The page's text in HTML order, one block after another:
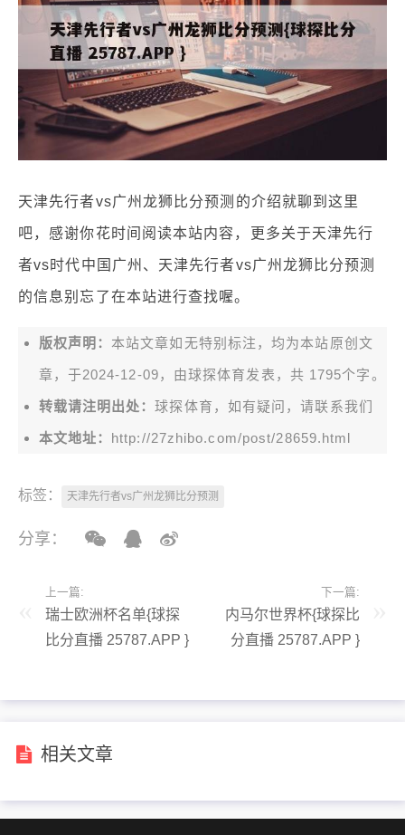
天津先行者vs广州龙狮比分预测的介绍就聊到这里
吧，感谢你花时间阅读本站内容，更多关于天津先行
者vs时代中国广州、天津先行者vs广州龙狮比分预测
的信息别忘了在本站进行查找喔。
版权声明： 本站文章如无特别标注，均为本站原创文
章，于2024-12-09，由球探体育 发表，共 1795个字。
转载请注明出处：球探体育，如有疑问，请联系我们
本文地址： http://27zhibo.com/post/28659.html
标签： 天津先行者vs广州龙狮比分预测
分享：
上一篇:
瑞士欧洲杯名单{球探
比分直播 25787.APP }
下一篇:
内马尔世界杯{球探比
分直播 25787.APP }
相关文章